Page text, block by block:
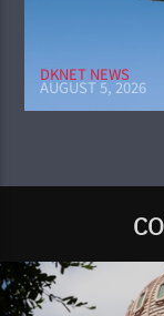
DKNET NEWS
AUGUST 5, 2026